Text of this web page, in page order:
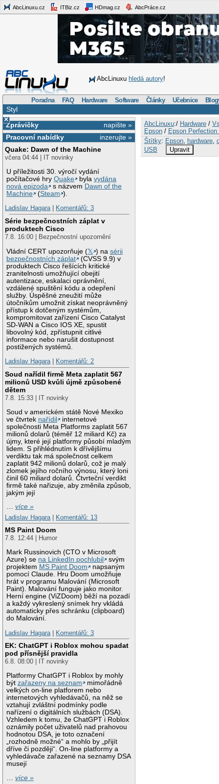
AbcLinuxu.cz ITBiz.cz HDmag.cz AbcPráce.cz
AbcLinuxu hledá autory!
Poradna FAQ Hardware Software Články Učebnice
Styl
×
napište »
Zprávičky
inzerujte »
Pracovní nabídky
Quake: Dawn of the Machine
včera 04:44 | IT novinky
U příležitosti 30. výročí vydání
počítačové hryQuake bylavydána
nová epizoda
s názvem Dawn of the
Machine
(Steam ).
Ladislav Hagara| Komentářů: 3
Série bezpečnostních záplat v
produktech Cisco
7.8. 16:00 | Bezpečnostní upozornění
Vládní CERT upozorňuje (𝕏 ) nasérii
bezpečnostních záplat
(CVSS 9.9) v
produktech Cisco řešících kritické
zranitelnosti umožňující obejití
autentizace, eskalaci oprávnění,
vzdálené spuštění kódu a odepření
služby. Úspěšné zneužití může
útočníkům umožnit získat neoprávněný
přístup k dotčeným systémům,
kompromitovat zařízení Cisco Catalyst
SD-WAN a Cisco IOS XE, spustit
libovolný kód, zpřístupnit citlivé
informace nebo narušit dostupnost
postižených systémů.
Ladislav Hagara| Komentářů: 2
Soud nařídil firmě Meta zaplatit 567
milionů USD kvůli újmě způsobené
dětem
7.8. 15:33 | IT novinky
Soud v americkém státě Nové Mexiko
ve čtvrtek nařídil
internetové
společnosti Meta Platforms zaplatit 567
milionů dolarů (téměř 12 miliard Kč) za
újmy, které její platformy působí mladým
lidem. S přihlédnutím k dřívějšímu
verdiktu tak má společnost celkem
zaplatit 942 milionů dolarů, což je malý
zlomek jejího ročního výnosu, který loni
činil 60 miliard dolarů. Čtvrteční verdikt
firmě také nařizuje, aby změnila způsob,
jakým její
…více »
Ladislav Hagara
Komentářů: 13
MS Paint Doom
7.8. 12:44 | Humor
Mark Russinovich (CTO v Microsoft
Azure) se na LinkedIn pochlubil
svým
projektem MS Paint Doom
napsaným
pomocí Claude. Hru Doom umožňuje
hrát v programu Malování (Microsoft
Paint). Malování funguje jako monitor.
Herní engine (ViZDoom) běží na pozadí
a každý vykreslený snímek hry vkládá
automaticky přes schránku (clipboard)
do Malování.
Ladislav Hagara
Komentářů: 3
EK: ChatGPT i Roblox mohou spadat
pod přísnější pravidla
6.8. 08:00 | IT novinky
Platformy ChatGPT i Roblox by mohly
býtzařazeny na seznam
mimořádně
velkých on-line platforem nebo
internetových vyhledávačů, na něž se
vztahují zvláštní podmínky podle
nařízení o digitálních službách (DSA).
Vzhledem k tomu, že ChatGPT i Roblox
oznámily počet uživatelů nad prahovou
hodnotou DSA, je toto označení
„rozhodně možné“ a mohlo by „přijít
dříve či později“. On-line platformy a
vyhledávače zařazené na seznamy DSA
musejí
…více »
AbcLinuxu:/ Hardware/
Epson/ Epson
Štítky: Epson, hardware,
USB
Upravit